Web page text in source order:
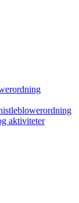
aktiviteter